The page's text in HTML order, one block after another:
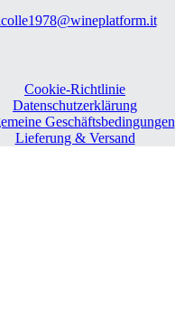
Cookie-Richtlinie
Datenschutzerklärung
Geschäftsbedingungen
Lieferung & Versand